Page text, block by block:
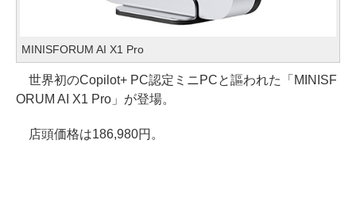
MINISFORUM AI X1 Pro
世界初のCopilot+ PC認定ミニPCと謳われた「MINISF
ORUM AI X1 Pro」が登場。
店頭価格は186,980円。